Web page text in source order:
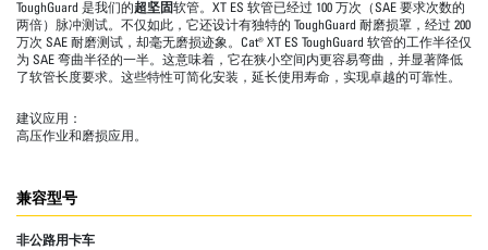
ToughGuard 是我们的超坚固软管。XT ES 软管已经过 100 万次（SAE 要求次数的
两倍）脉冲测试。不仅如此，它还设计有独特的 ToughGuard 耐磨损罩，经过 200
万次 SAE 耐磨测试，却毫无磨损迹象。Cat® XT ES ToughGuard 软管的工作半径仅
为 SAE 弯曲半径的一半。这意味着，它在狭小空间内更容易弯曲，并显著降低
了软管长度要求。这些特性可简化安装，延长使用寿命，实现卓越的可靠性。
建议应用：
高压作业和磨损应用。
兼容型号
非公路用卡车